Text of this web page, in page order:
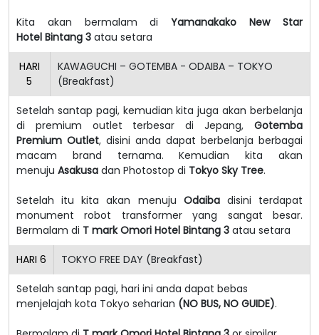
Kita akan bermalam diYamanakako New Star
Hotel Bintang 3 atau setara
HARI
5
KAWAGUCHI – GOTEMBA - ODAIBA – TOKYO
(Breakfast)
Setelah santap pagi, kemudian kita juga akan berbelanja
di premium outlet terbesar di Jepang, Gotemba
Premium Outlet, disini anda dapat berbelanja berbagai
macam brand ternama. Kemudian kita akan
menuju Asakusa dan Photostop di Tokyo Sky Tree.
Setelah itu kita akan menuju Odaibadisini terdapat
monument robot transformer yang sangat besar.
Bermalam di T mark Omori Hotel Bintang 3 atau setara
HARI 6 TOKYO FREE DAY (Breakfast)
Setelah santap pagi, hari ini anda dapat bebas
menjelajah kota Tokyo seharian (NO BUS, NO GUIDE).